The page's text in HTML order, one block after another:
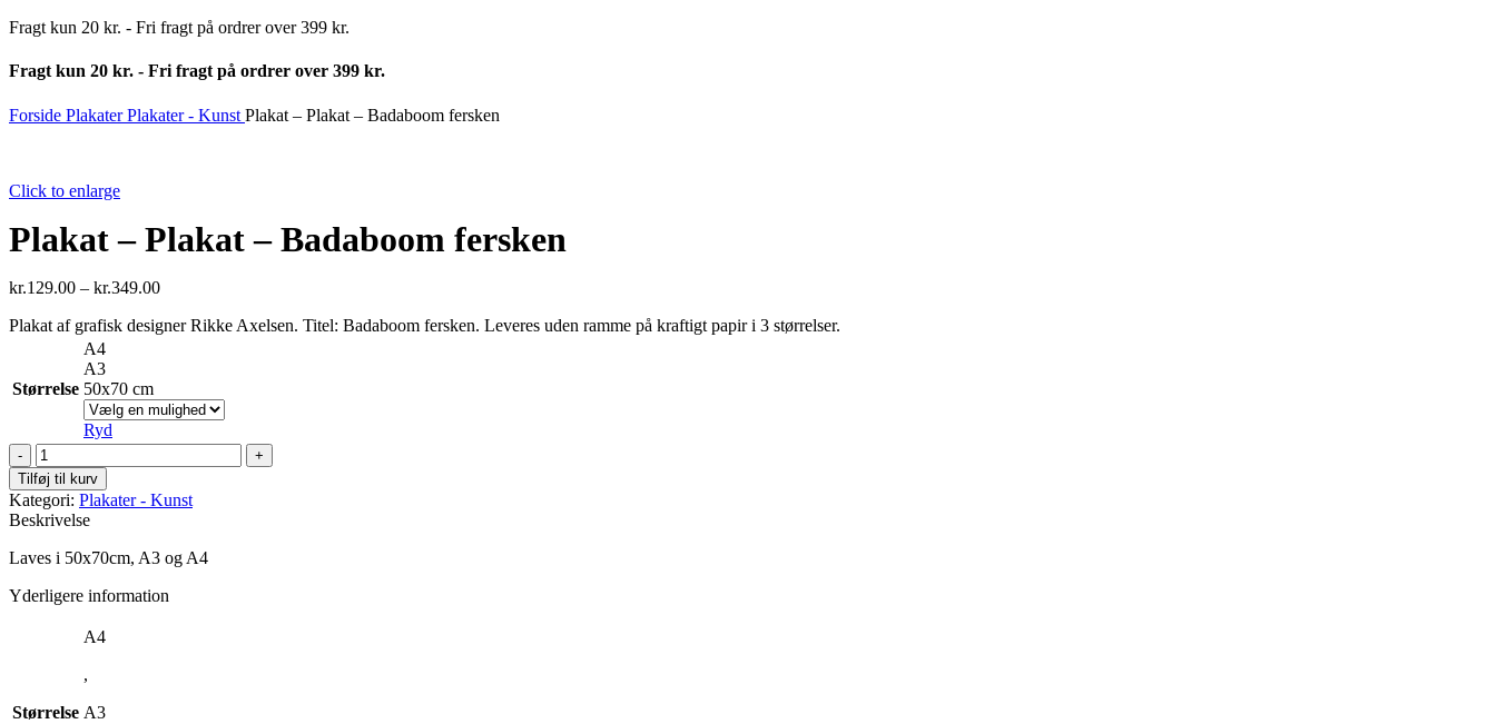
Fragt kun 20 kr. - Fri fragt på ordrer over 399 kr.
Fragt kun 20 kr. - Fri fragt på ordrer over 399 kr.
Forside PlakaterPlakater - Kunst Plakat – Plakat – Badaboom fersken
Click to enlarge
Plakat – Plakat – Badaboom fersken
kr.129.00 – kr.349.00
Plakat af grafisk designer Rikke Axelsen. Titel: Badaboom fersken. Leveres uden ramme på kraftigt papir i 3 størrelser.
Størrelse
A4
A3
50x70 cm
Ryd
Plakat
-
Plakat
-
Badaboom
fersken
Tilføj til kurv
Kategori: Plakater - Kunst
Beskrivelse
Laves i 50x70cm, A3 og A4
Yderligere information
Størrelse
A4
,
A3